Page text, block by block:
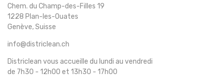
Chem. du Champ-des-Filles 19
1228 Plan-les-Ouates
Genève, Suisse
info@districlean.ch
Districlean vous accueille du lundi au vendredi
de 7h30 - 12h00 et 13h30 - 17h00